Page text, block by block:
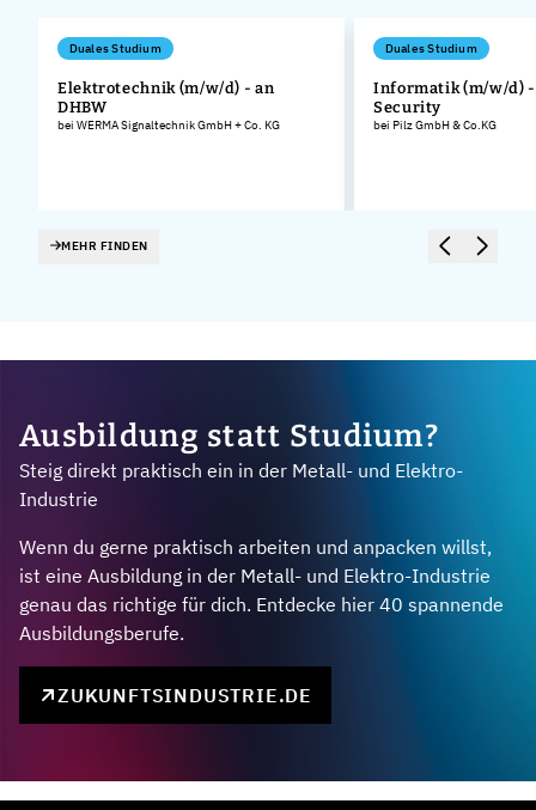
Duales Studium
Elektrotechnik (m/w/d) - an
DHBW
bei WERMA Signaltechnik GmbH + Co. KG
Duales Studium
Informatik (m/w/d) -
Security
bei Pilz GmbH & Co.KG
MEHR FINDEN
Ausbildung statt Studium?
Steig direkt praktisch ein in der Metall- und Elektro-
Industrie
Wenn du gerne praktisch arbeiten und anpacken willst,
ist eine Ausbildung in der Metall- und Elektro-Industrie
genau das richtige für dich. Entdecke hier 40 spannende
Ausbildungsberufe.
ZUKUNFTSINDUSTRIE.DE